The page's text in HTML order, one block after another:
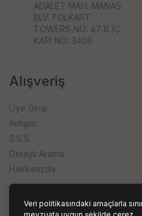
Veri politikasındaki amaçlarla
ADALET MAH. MANAS
BLV. FOLKART
TOWERS NO: 47 B İÇ
KAPI NO: 3406
Alışveriş
Üye Girişi
İletişim
S.S.S.
Detaylı Arama
Hakkımızda